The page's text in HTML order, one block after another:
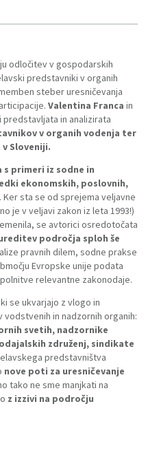
odločitev v gospodarskih
predstavniki v organih
steber uresničevanja
Valentina Franca in
in analizirata
v organih vodenja ter
Sloveniji.
primeri iz sodne in
ekonomskih, poslovnih,
. Ker sta se od sprejema veljavne
je v veljavi zakon iz leta 1993!)
se avtorici osredotočata
področja sploh še
pravnih dilem, sodne prakse
Evropske unije podata
relevantne zakonodaje.
se ukvarjajo z vlogo in
in nadzornih organih:
svetih, nadzornike
združenj, sindikate
predstavništva
nove poti za uresničevanje
tako ne sme manjkati na
z izzivi na področju